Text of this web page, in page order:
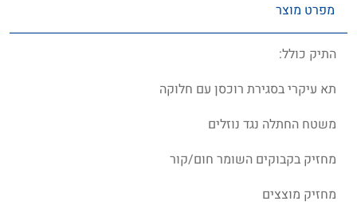
מפרט מוצר
התיק כולל:
תא עיקרי בסגירת רוכסן עם חלוקה
משטח החתלה נגד נוזלים
מחזיק בקבוקים השומר חום/קור
מחזיק מוצצים